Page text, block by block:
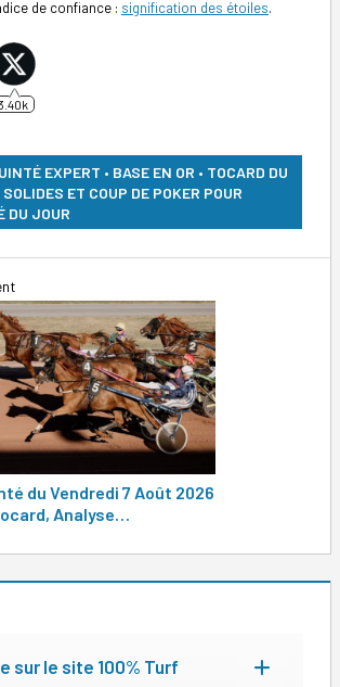
de confiance : signification des étoiles.
EXPERT • BASE EN OR • TOCARD DU
ET COUP DE POKER POUR
DU JOUR
du Vendredi 7 Août 2026
Analyse…
sur le site 100% Turf